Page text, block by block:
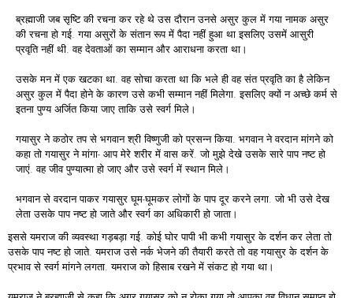
ब्रह्माजी जब सृष्टि की रचना कर रहे थे उस दौरान उनसे असुर कुल में गया नामक असुर
की रचना हो गई. गया असुरों के संतान रूप में पैदा नहीं हुआ था इसलिए उसमें आसुरी
प्रवृति नहीं थी. वह देवताओं का सम्मान और आराधना करता था।
उसके मन में एक खटका था. वह सोचा करता था कि भले ही वह संत प्रवृति का है लेकिन
असुर कुल में पैदा होने के कारण उसे कभी सम्मान नहीं मिलेगा. इसलिए क्यों न अच्छे कर्म से
इतना पुण्य अर्जित किया जाए ताकि उसे स्वर्ग मिले।
गयासुर ने कठोर तप से भगवान श्री विष्णुजी को प्रसन्न किया. भगवान ने वरदान मांगने को
कहा तो गयासुर ने मांगा- आप मेरे शरीर में वास करें. जो मुझे देखे उसके सारे पाप नष्ट हो
जाएं. वह जीव पुण्यात्मा हो जाए और उसे स्वर्ग में स्थान मिले।
भगवान से वरदान पाकर गयासुर घूम-घूमकर लोगों के पाप दूर करने लगा. जो भी उसे देख
लेता उसके पाप नष्ट हो जाते और स्वर्ग का अधिकारी हो जाता।
इससे यमराज की व्यवस्था गड़बड़ा गई. कोई घोर पापी भी कभी गयासुर के दर्शन कर लेता तो
उसके पाप नष्ट हो जाते. यमराज उसे नर्क भेजने की तैयारी करते तो वह गयासुर के दर्शन के
प्रभाव से स्वर्ग मांगने लगता. यमराज को हिसाब रखने में संकट हो गया था।